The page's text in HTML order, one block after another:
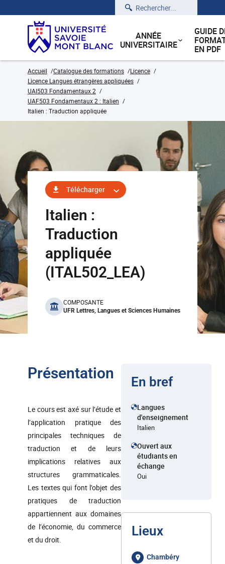
Rechercher
ANNÉE
UNIVERSITAIRE
GUIDE
EN PDF
Accueil Catalogue des formations
Licence
Licence Langues étrangères appliquées
UAI503 Fondamentaux 2
UAF503 Fondamentaux 2 : Italien
Italien : Traduction appliquée
Télécharger
Italien :
Traduction
appliquée
(ITAL502_LEA)
benefits
COMPOSANTE
UFR Lettres, Langues et Sciences Humaines
Présentation
Le cours est axé sur l’étude et
l’application pratique des
principales techniques de
traduction et de leurs
implications relatives aux
structures grammaticales.
Les textes qui font l’objet des
pratiques de traduction
appartiennent aux domaines
de l’économie, du commerce
et du droit.
En bref
Langues
d'enseignement
Italien
Ouvert aux
étudiants en
échange
Oui
Lieux
Chambéry